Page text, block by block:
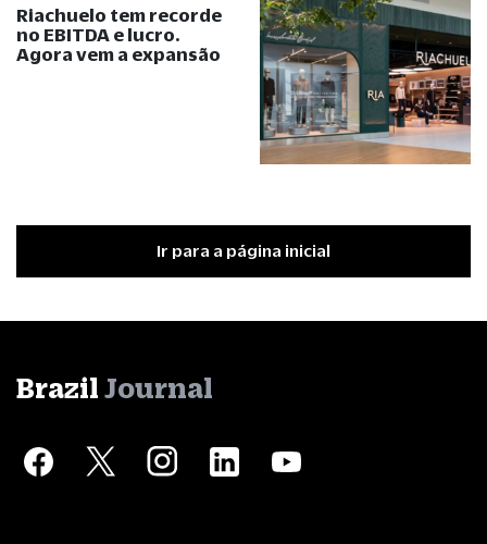
Riachuelo tem recorde
no EBITDA e lucro.
Agora vem a expansão
Ir para a página inicial
Brazil Journal